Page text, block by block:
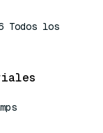
Todos los